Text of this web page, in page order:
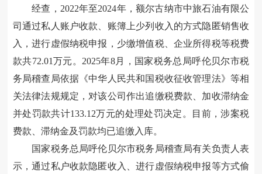
经查，2022年至2024年，额尔古纳市中旅石油有限公
司通过私人账户收款、账簿上少列收入的方式隐匿销售收
入，进行虚假纳税申报，少缴增值税、企业所得税等税费
款共72.01万元。2025年8月，国家税务总局呼伦贝尔市税
务局稽查局依据《中华人民共和国税收征收管理法》等相
关法律法规规定，对该公司作出追缴税费款、加收滞纳金
并处罚款共计133.12万元的处理处罚决定。目前，涉案税
费款、滞纳金及罚款均已追缴入库。
国家税务总局呼伦贝尔市税务局稽查局有关负责人表
示，通过私户收款隐匿收入、进行虚假纳税申报等方式偷